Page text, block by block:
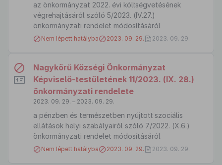
az önkormányzat 2022. évi költségvetésének
végrehajtásáról szóló 5/2023. (IV.27.)
önkormányzati rendelet módosításáról
Nem lépett hatályba 2023. 09. 29. 2023. 09. 29.
Nagykörű Községi Önkormányzat
Képviselő-testületének 11/2023. (IX. 28.)
önkormányzati rendelete
2023. 09. 29. – 2023. 09. 29.
a pénzben és természetben nyújtott szociális
ellátások helyi szabályairól szóló 7/2022. (X.6.)
önkormányzati rendelet módosításáról
Nem lépett hatályba 2023. 09. 29. 2023. 09. 29.